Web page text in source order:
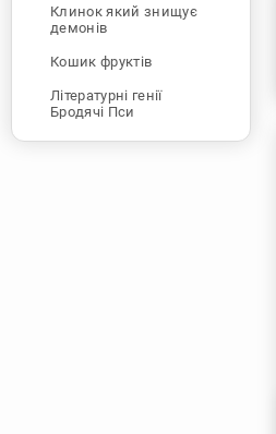
Клинок який знищує
демонів
Кошик фруктів
Літературні генії
Бродячі Пси
Людина-бензопила